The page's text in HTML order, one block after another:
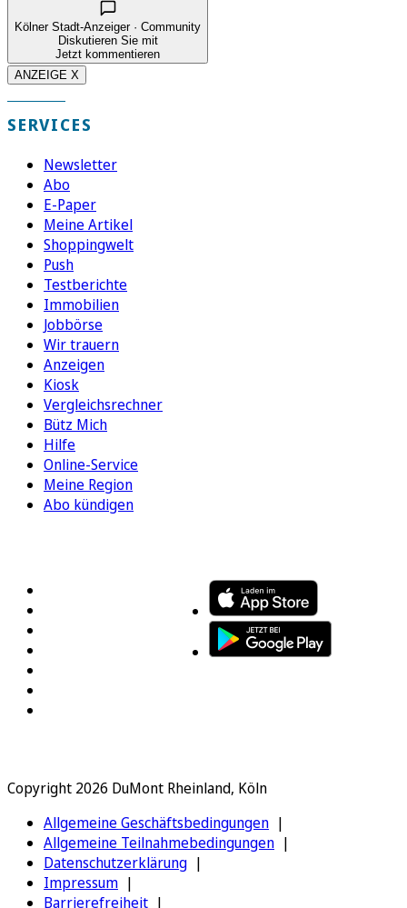
Kölner Stadt-Anzeiger · Community
Diskutieren Sie mit
Jetzt kommentieren
ANZEIGE X
SERVICES
Newsletter
Abo
E-Paper
Meine Artikel
Shoppingwelt
Push
Testberichte
Immobilien
Jobbörse
Wir trauern
Anzeigen
Kiosk
Vergleichsrechner
Bütz Mich
Hilfe
Online-Service
Meine Region
Abo kündigen
Copyright 2026 DuMont Rheinland, Köln
Allgemeine Geschäftsbedingungen
Allgemeine Teilnahmebedingungen
Datenschutzerklärung
Impressum
Barrierefreiheit